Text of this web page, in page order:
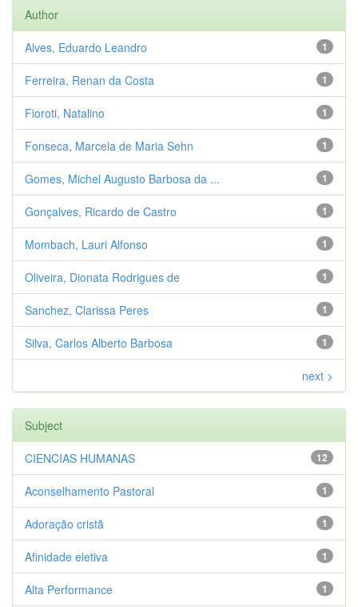
Author
1
Alves, Eduardo Leandro
1
Ferreira, Renan da Costa
1
Fioroti, Natalino
1
Fonseca, Marcela de Maria Sehn
1
Gomes, Michel Augusto Barbosa da ...
1
Gonçalves, Ricardo de Castro
1
Mombach, Lauri Alfonso
1
Oliveira, Dionata Rodrigues de
1
Sanchez, Clarissa Peres
1
Silva, Carlos Alberto Barbosa
next >
Subject
12
CIENCIAS HUMANAS
1
Aconselhamento Pastoral
1
Adoração cristã
1
Afinidade eletiva
1
Alta Performance